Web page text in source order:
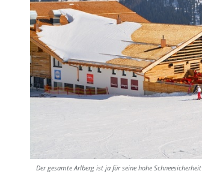
Der gesamte Arlberg ist ja für seine hohe